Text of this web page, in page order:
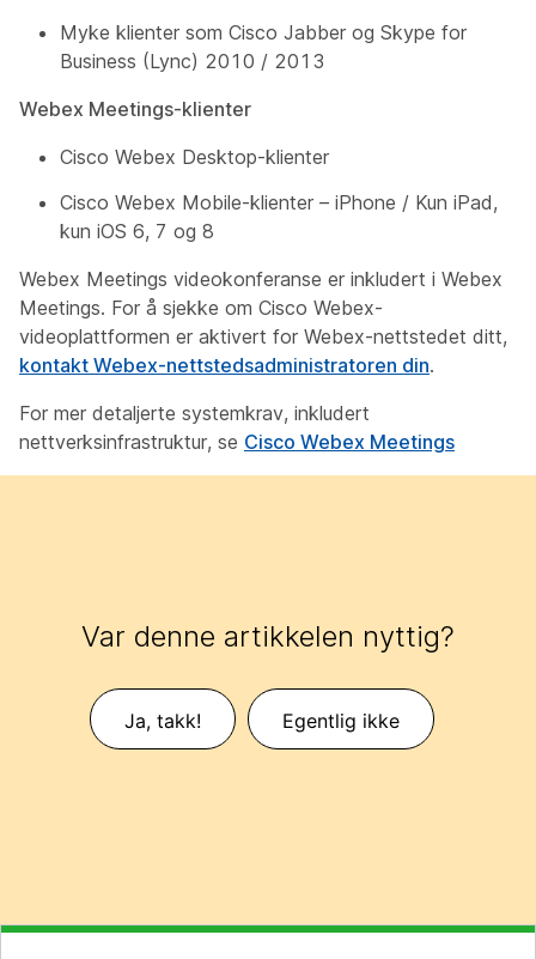
Myke klienter som Cisco Jabber og Skype for
Business (Lync) 2010 / 2013
Webex Meetings-klienter
Cisco Webex Desktop-klienter
Cisco Webex Mobile-klienter – iPhone / Kun iPad,
kun iOS 6, 7 og 8
Webex Meetings videokonferanse er inkludert i Webex
Meetings. For å sjekke om Cisco Webex-
videoplattformen er aktivert for Webex-nettstedet ditt,
kontakt Webex-nettstedsadministratoren din.
For mer detaljerte systemkrav, inkludert
nettverksinfrastruktur, se Cisco Webex Meetings
Var denne artikkelen nyttig?
Ja, takk! Egentlig ikke